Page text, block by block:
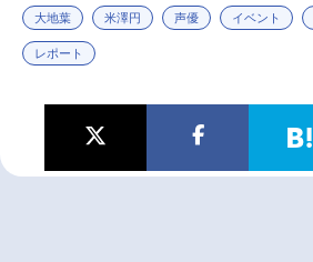
大地葉 米澤円 声優 イベント
レポート